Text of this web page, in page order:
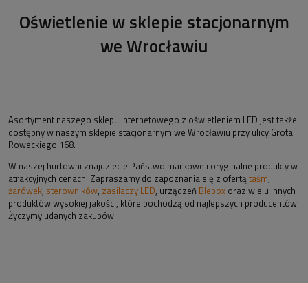
Oświetlenie w sklepie stacjonarnym
we Wrocławiu
Asortyment naszego sklepu internetowego z oświetleniem LED jest także
dostępny w naszym sklepie stacjonarnym we Wrocławiu przy ulicy Grota
Roweckiego 168.
W naszej hurtowni znajdziecie Państwo markowe i oryginalne produkty w
atrakcyjnych cenach. Zapraszamy do zapoznania się z ofertą taśm,
żarówek, sterowników, zasilaczy LED, urządzeń Blebox oraz wielu innych
produktów wysokiej jakości, które pochodzą od najlepszych producentów.
Życzymy udanych zakupów.